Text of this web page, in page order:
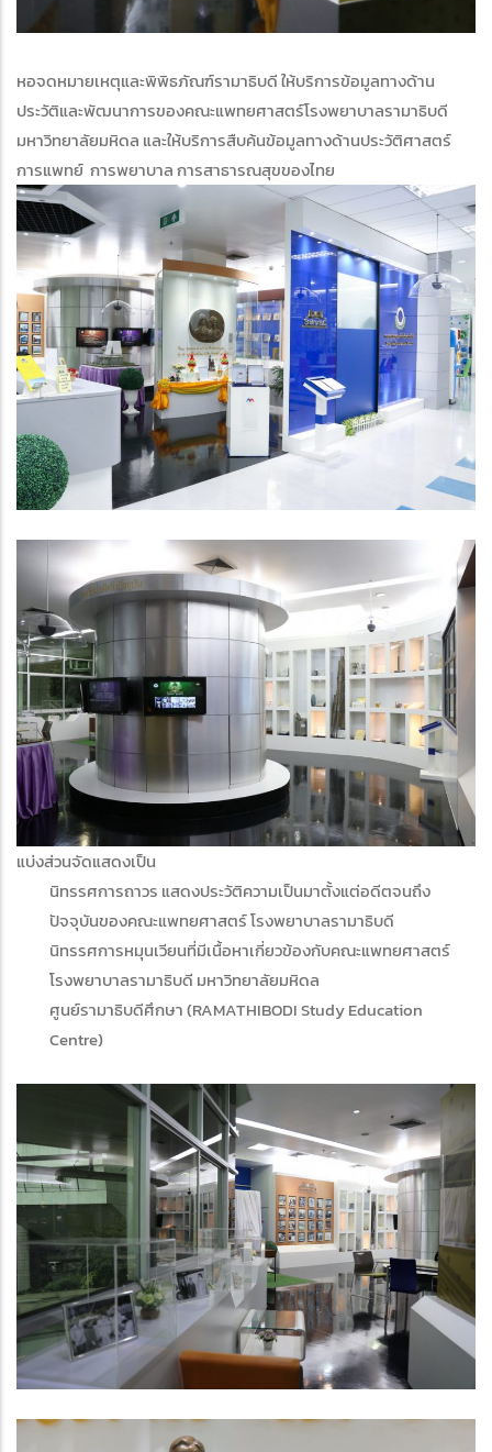
หอจดหมายเหตุและพิพิธภัณฑ์รามาธิบดี ให้บริการข้อมูลทางด้าน
ประวัติและพัฒนาการของคณะแพทยศาสตร์โรงพยาบาลรามาธิบดี
มหาวิทยาลัยมหิดล และให้บริการสืบค้นข้อมูลทางด้านประวัติศาสตร์
การแพทย์ การพยาบาล การสาธารณสุขของไทย
แบ่งส่วนจัดแสดงเป็น
นิทรรศการถาวร แสดงประวัติความเป็นมาตั้งแต่อดีตจนถึง
ปัจจุบันของคณะแพทยศาสตร์ โรงพยาบาลรามาธิบดี
นิทรรศการหมุนเวียนที่มีเนื้อหาเกี่ยวข้องกับคณะแพทยศาสตร์
โรงพยาบาลรามาธิบดี มหาวิทยาลัยมหิดล
ศูนย์รามาธิบดีศึกษา (RAMATHIBODI Study Education
Centre)